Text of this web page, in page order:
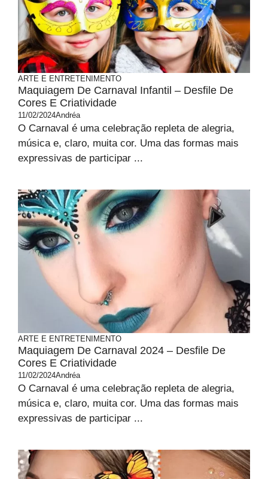
ARTE E ENTRETENIMENTO
Maquiagem De Carnaval Infantil – Desfile De
Cores E Criatividade
11/02/2024Andréa
O Carnaval é uma celebração repleta de alegria,
música e, claro, muita cor. Uma das formas mais
expressivas de participar ...
ARTE E ENTRETENIMENTO
Maquiagem De Carnaval 2024 – Desfile De
Cores E Criatividade
11/02/2024Andréa
O Carnaval é uma celebração repleta de alegria,
música e, claro, muita cor. Uma das formas mais
expressivas de participar ...